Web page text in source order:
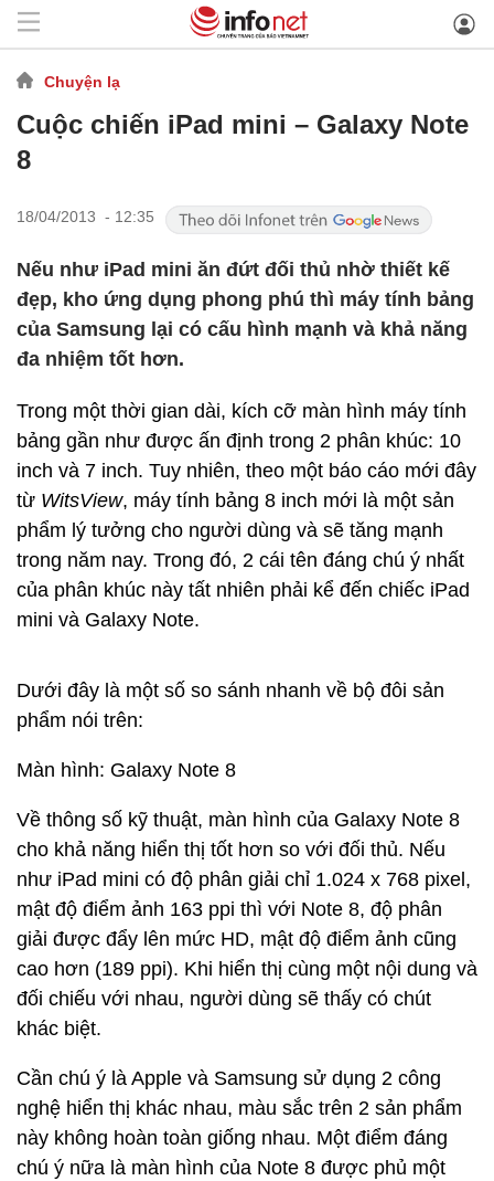
Chuyện lạ
Cuộc chiến iPad mini – Galaxy Note
8
18/04/2013 - 12:35
Nếu như iPad mini ăn đứt đối thủ nhờ thiết kế
đẹp, kho ứng dụng phong phú thì máy tính bảng
của Samsung lại có cấu hình mạnh và khả năng
đa nhiệm tốt hơn.
Trong một thời gian dài, kích cỡ màn hình máy tính
bảng gần như được ấn định trong 2 phân khúc: 10
inch và 7 inch. Tuy nhiên, theo một báo cáo mới đây
từ WitsView, máy tính bảng 8 inch mới là một sản
phẩm lý tưởng cho người dùng và sẽ tăng mạnh
trong năm nay. Trong đó, 2 cái tên đáng chú ý nhất
của phân khúc này tất nhiên phải kể đến chiếc iPad
mini và Galaxy Note.
Dưới đây là một số so sánh nhanh về bộ đôi sản
phẩm nói trên:
Màn hình: Galaxy Note 8
Về thông số kỹ thuật, màn hình của Galaxy Note 8
cho khả năng hiển thị tốt hơn so với đối thủ. Nếu
như iPad mini có độ phân giải chỉ 1.024 x 768 pixel,
mật độ điểm ảnh 163 ppi thì với Note 8, độ phân
giải được đẩy lên mức HD, mật độ điểm ảnh cũng
cao hơn (189 ppi). Khi hiển thị cùng một nội dung và
đối chiếu với nhau, người dùng sẽ thấy có chút
khác biệt.
Cần chú ý là Apple và Samsung sử dụng 2 công
nghệ hiển thị khác nhau, màu sắc trên 2 sản phẩm
này không hoàn toàn giống nhau. Một điểm đáng
chú ý nữa là màn hình của Note 8 được phủ một